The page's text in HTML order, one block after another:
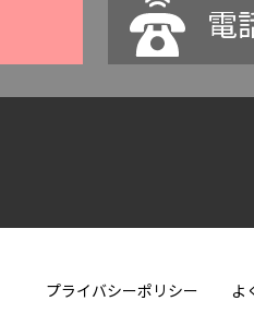
電
プライバシーポリシー よ